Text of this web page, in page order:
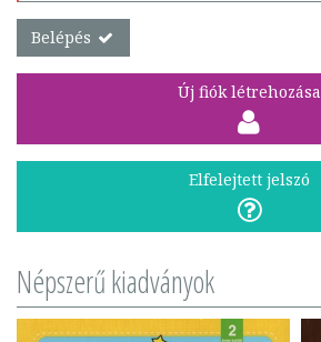
Belépés
Új fiók létrehozása
Elfelejtett jelszó
Népszerű kiadványok